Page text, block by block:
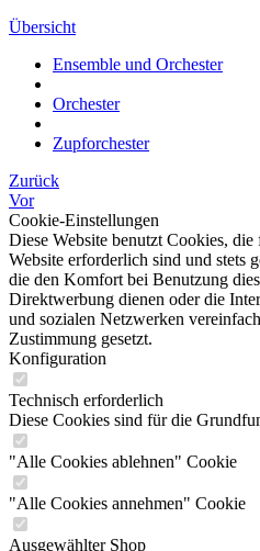
Übersicht
Ensemble und Orchester
Orchester
Zupforchester
Zurück
Vor
Cookie-Einstellungen
Diese Website benutzt Cookies,
Website erforderlich sind und stets
die den Komfort bei Benutzung
Direktwerbung dienen oder die
und sozialen Netzwerken
Zustimmung gesetzt.
Konfiguration
Technisch erforderlich
Diese Cookies sind für die
"Alle Cookies ablehnen" Cookie
"Alle Cookies annehmen" Cookie
Ausgewählter Shop